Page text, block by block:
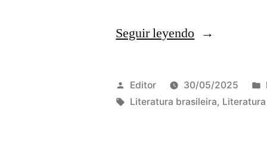
Seguir leyendo
ATRAVÉS
DA
Publicado
por
Editor 30/05/2025
Etiquetas:
Literatura brasileira,